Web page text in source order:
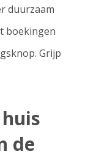
duurzaam
boekingen
Grijp
de